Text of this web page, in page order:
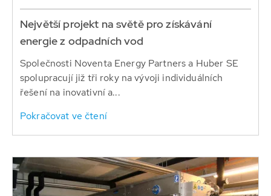
Největší projekt na světě pro získávání
energie z odpadních vod
Společnosti Noventa Energy Partners a Huber SE
spolupracují již tři roky na vývoji individuálních
řešení na inovativní a...
Pokračovat ve čtení